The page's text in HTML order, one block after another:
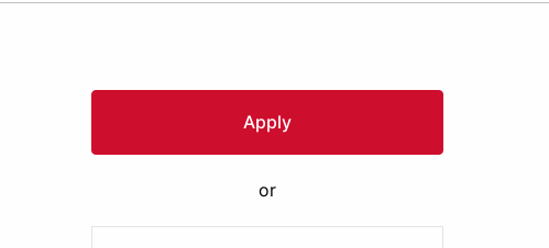
Apply
or